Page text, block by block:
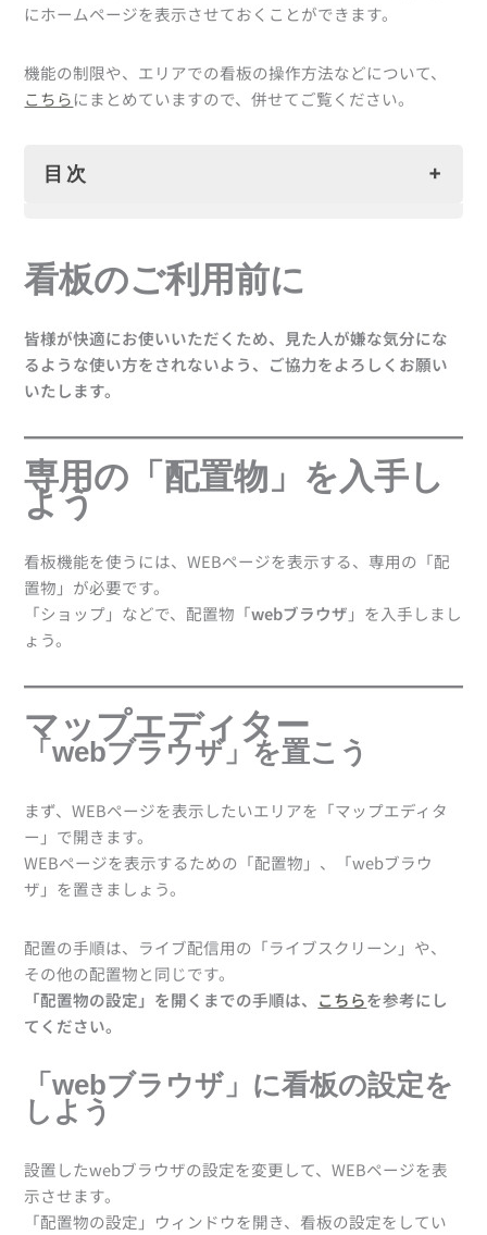
にホームページを表示させておくことができます。
機能の制限や、エリアでの看板の操作方法などについて、
こちらにまとめていますので、併せてご覧ください。
目次
専用の「配置物」を入手しよう
マップエディター
「webブラウザ」に看板の設定をしよう
エリアを保存しよう
エリアに入って確認しよう
リンク先の設定もいろいろ
看板のご利用前に
皆様が快適にお使いいただくため、見た人が嫌な気分にな
るような使い方をされないよう、ご協力をよろしくお願い
いたします。
専用の「配置物」を入手し
よう
看板機能を使うには、WEBページを表示する、専用の「配
置物」が必要です。
「ショップ」などで、配置物「webブラウザ 」を入手しまし
ょう。
マップエディター
「webブラウザ」を置こう
まず、WEBページを表示したいエリアを「マップエディタ
ー」で開きます。
WEBページを表示するための「配置物」、「webブラウ
ザ」を置きましょう。
配置の手順は、ライブ配信用の「ライブスクリーン」や、
その他の配置物と同じです。
「配置物の設定」を開くまでの手順は、 こちらを参考にし
てください。
「webブラウザ」に看板の設定を
しよう
設置したwebブラウザの設定を変更して、WEBページを表
示させます。
「配置物の設定」ウィンドウを開き、看板の設定をしてい